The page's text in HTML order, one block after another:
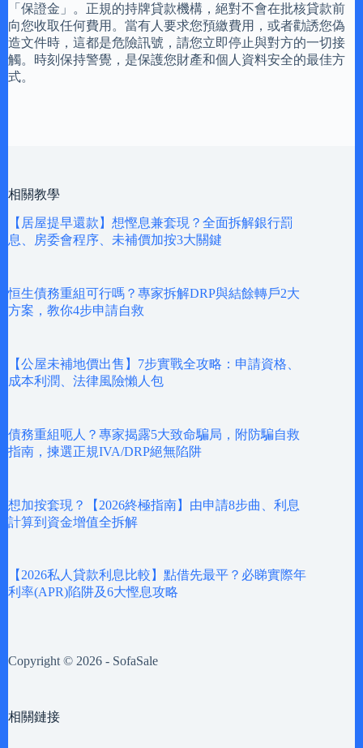
「保證金」。正規的持牌貸款機構，絕對不會在批核貸款前
向您收取任何費用。當有人要求您預繳費用，或者勸誘您偽
造文件時，這都是危險訊號，請您立即停止與對方的一切接
觸。時刻保持警覺，是保護您財產和個人資料安全的最佳方
式。
相關教學
【居屋提早還款】想慳息兼套現？全面拆解銀行罰
息、房委會程序、未補價加按3大關鍵
恒生債務重組可行嗎？專家拆解DRP與結餘轉戶2大
方案，教你4步申請自救
【公屋未補地價出售】7步實戰全攻略：申請資格、
成本利潤、法律風險懶人包
債務重組呃人？專家揭露5大致命騙局，附防騙自救
指南，揀選正規IVA/DRP絕無陷阱
想加按套現？【2026終極指南】由申請8步曲、利息
計算到資金增值全拆解
【2026私人貸款利息比較】點借先最平？必睇實際年
利率(APR)陷阱及6大慳息攻略
Copyright © 2026 - SofaSale
相關鏈接